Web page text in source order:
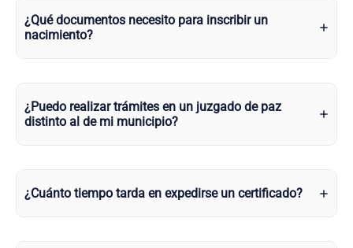
¿Qué documentos necesito para inscribir un
nacimiento?
¿Puedo realizar trámites en un juzgado de paz
distinto al de mi municipio?
¿Cuánto tiempo tarda en expedirse un certificado?